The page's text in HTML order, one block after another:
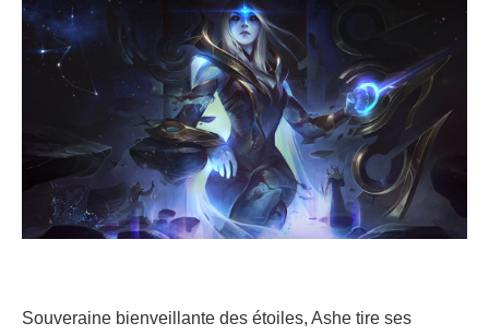
Souveraine bienveillante des étoiles, Ashe tire ses